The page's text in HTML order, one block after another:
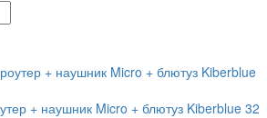
+ наушник Micro + блютуз Kiberblue 32